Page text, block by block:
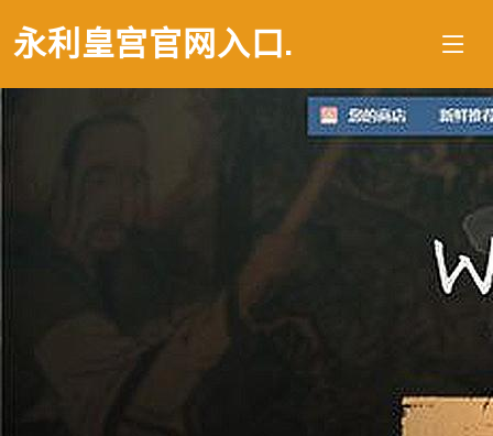
永利皇宫官网入口 .